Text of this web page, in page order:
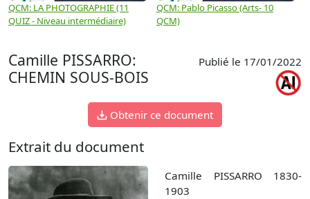
QCM: LA PHOTOGRAPHIE (11
QUIZ - Niveau intermédiaire)
QCM: Pablo Picasso (Arts- 10
QCM)
Camille PISSARRO:
CHEMIN SOUS-BOIS
Publié le 17/01/2022
Obtenir ce document
Extrait du document
Camille PISSARRO 1830-
1903